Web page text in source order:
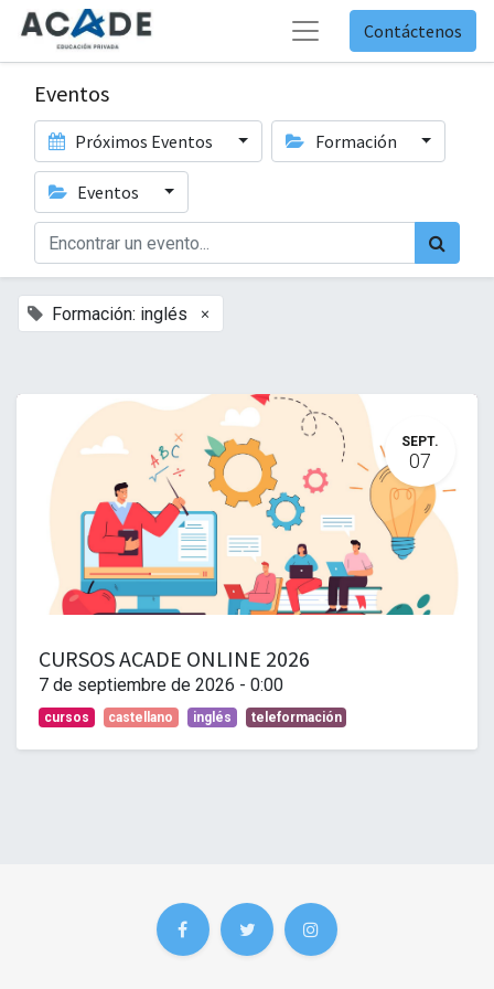
Contáctenos
Eventos
Próximos Eventos Formación
Eventos
Formación: inglés ×
SEPT.
07
CURSOS ACADE ONLINE 2026
7 de septiembre de 2026 - 0:00
cursos castellano inglés teleformación